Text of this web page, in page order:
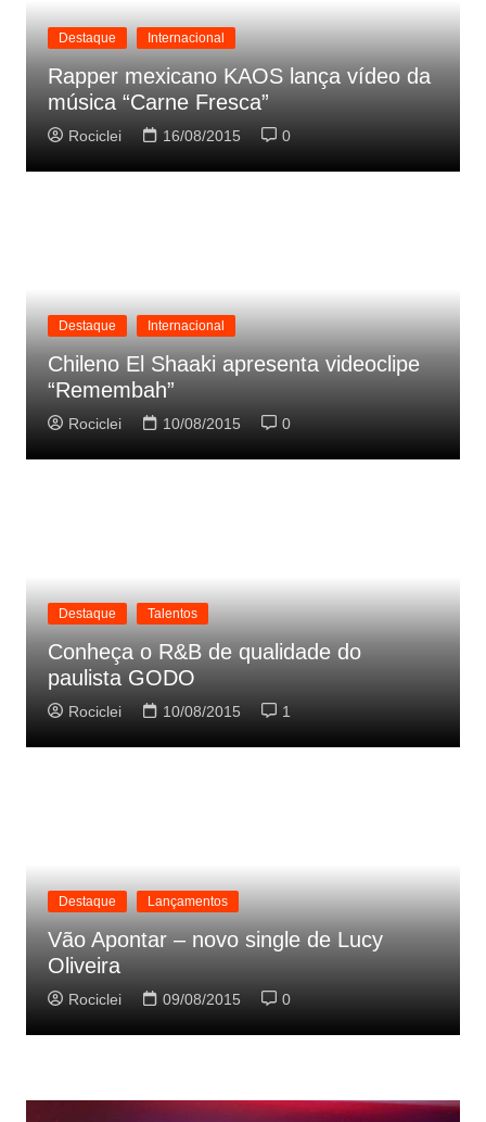
Destaque Internacional
Rapper mexicano KAOS lança vídeo da
música “Carne Fresca”
Rociclei 16/08/2015 0
Destaque Internacional
Chileno El Shaaki apresenta videoclipe
“Remembah”
Rociclei 10/08/2015 0
Destaque Talentos
Conheça o R&B de qualidade do
paulista GODO
Rociclei 10/08/2015 1
Destaque Lançamentos
Vão Apontar – novo single de Lucy
Oliveira
Rociclei 09/08/2015 0